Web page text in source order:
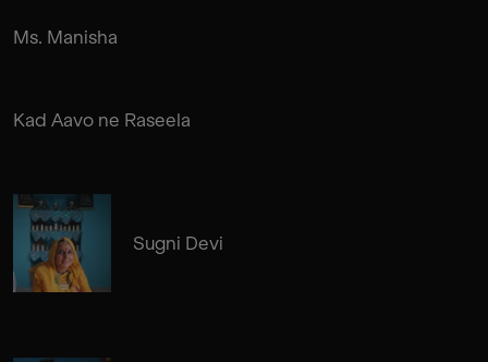
Ms. Manisha
Kad Aavo ne Raseela
Sugni Devi